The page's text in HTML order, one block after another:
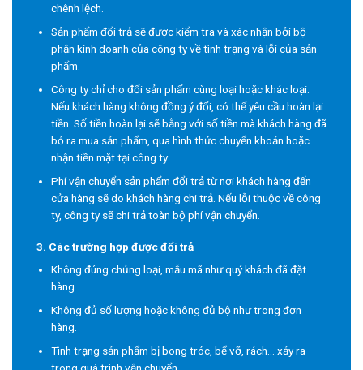
chênh lệch.
Sản phẩm đổi trả sẽ được kiểm tra và xác nhận bởi bộ
phận kinh doanh của công ty về tình trạng và lỗi của sản
phẩm.
Công ty chỉ cho đổi sản phẩm cùng loại hoặc khác loại.
Nếu khách hàng không đồng ý đổi, có thể yêu cầu hoàn lại
tiền. Số tiền hoàn lại sẽ bằng với số tiền mà khách hàng đã
bỏ ra mua sản phẩm, qua hình thức chuyển khoản hoặc
nhận tiền mặt tại công ty.
Phí vận chuyển sản phẩm đổi trả từ nơi khách hàng đến
cửa hàng sẽ do khách hàng chi trả. Nếu lỗi thuộc về công
ty, công ty sẽ chi trả toàn bộ phí vận chuyển.
3. Các trường hợp được đổi trả
Không đúng chủng loại, mẫu mã như quý khách đã đặt
hàng.
Không đủ số lượng hoặc không đủ bộ như trong đơn
hàng.
Tình trạng sản phẩm bị bong tróc, bể vỡ, rách… xảy ra